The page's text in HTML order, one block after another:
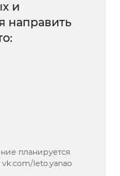
планируется
vk.com/leto.yanao